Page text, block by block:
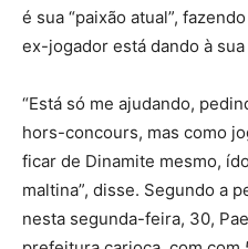
é sua “paixão atual”,
ex-jogador está dando à sua
“Está só me ajudando,
hors-concours, mas como
ficar de Dinamite mesmo,
maltina”, disse. Segundo a
nesta segunda-feira, 30,